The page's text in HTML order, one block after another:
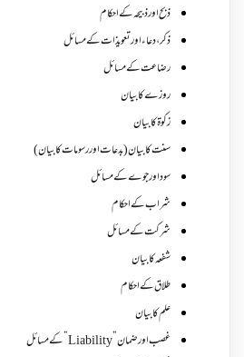
ذبح اور ذبیحہ کے احکام
ذکر،دعاء اور تعویذات کے مسائل
رضاعت کے مسائل
روزے کا بیان
زکوة کابیان
سنت کا بیان (بدعات اور رسومات کا بیان)
سود اور جوے کے مسائل
شراب کے احکام
شرکت کے مسائل
شفعہ کا بیان
طلاق کے احکام
علم کا بیان
غصب اورضمان”Liability” کے مسائل